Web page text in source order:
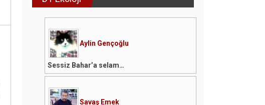
Aylin Gençoğlu
Sessiz Bahar’a selam…
Savaş Emek